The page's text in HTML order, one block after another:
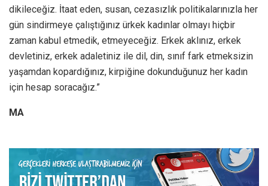
dikileceğiz. İtaat eden, susan, cezasızlık politikalarınızla her
gün sindirmeye çalıştığınız ürkek kadınlar olmayı hiçbir
zaman kabul etmedik, etmeyeceğiz. Erkek aklınız, erkek
devletiniz, erkek adaletiniz ile dil, din, sınıf fark etmeksizin
yaşamdan kopardığınız, kirpiğine dokunduğunuz her kadın
için hesap soracağız.”
MA